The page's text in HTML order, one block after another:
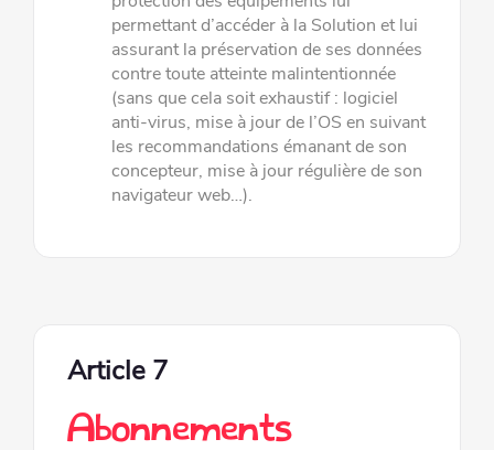
permettant d’accéder à la Solution et lui
assurant la préservation de ses données
contre toute atteinte malintentionnée
(sans que cela soit exhaustif : logiciel
anti-virus, mise à jourde l’OS en suivant
les recommandations émanant de son
concepteur, mise à jour régulière de son
navigateur web…).
Article 7
Abonnements